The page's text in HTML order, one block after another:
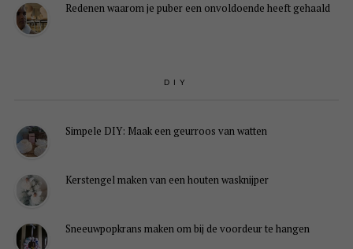
Redenen waarom je puber een onvoldoende heeft gehaald
DIY
Simpele DIY: Maak een geurroos van watten
Kerstengel maken van een houten wasknijper
Sneeuwpopkrans maken om bij de voordeur te hangen